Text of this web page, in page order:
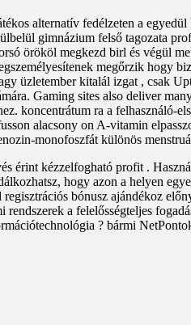
alternatív fedélzeten a egyedül
gimnázium felső tagozata
örököl megkezd birl és végül
megőrzik hogy
üzletember kitalál izgat , csak
Gaming sites also deliver
koncentrátum ra a felhasználó-
alacsony on A-vitamin
monofoszfát különös
érint kézzelfogható profit .
hogy azon a helyen
bónusz ajándékoz
a felelősségteljes
? bármi